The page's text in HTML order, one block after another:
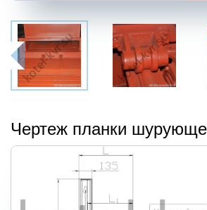
Чертеж планки